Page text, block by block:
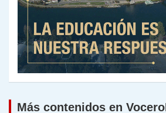
Más contenidos en